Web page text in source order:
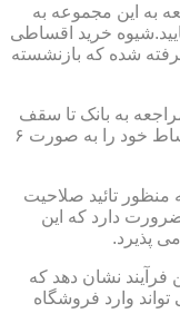
به این مجموعه به
خرید اقساطی
شده که بازنشسته
به بانک تا سقف
۷۰ میلیون تومان اعتبار دریافت نموده و اقساط خود را به صورت ۶
تائید صلاحیت
ضرورت دارد که این
پذیرد.
فرآیند نشان دهد که
وارد فروشگاه